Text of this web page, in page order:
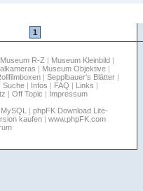
1
Museum R-Z | Museum Kleinbild |
| Museum Objektive|
| Sepplbauer's Blätter|
Suche | Infos | FAQ | Links |
| Off Topic | Impressum
| phpFK Download Lite-
kaufen| www.phpFK.com